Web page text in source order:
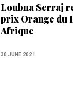
Loubna Serraj
prix Orange du
Afrique
30 JUNE 2021